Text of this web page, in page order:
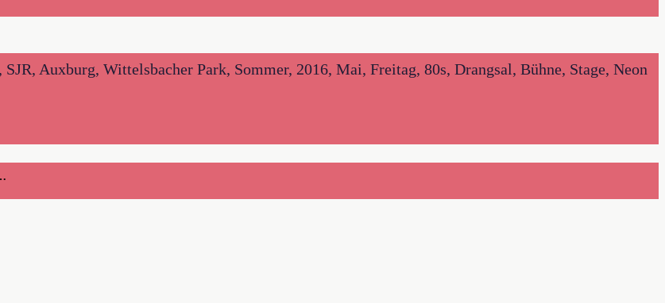
Auxburg, Wittelsbacher Park, Sommer, 2016, Mai, Freitag, 80s, Drangsal, Bühne, Stage, Neon